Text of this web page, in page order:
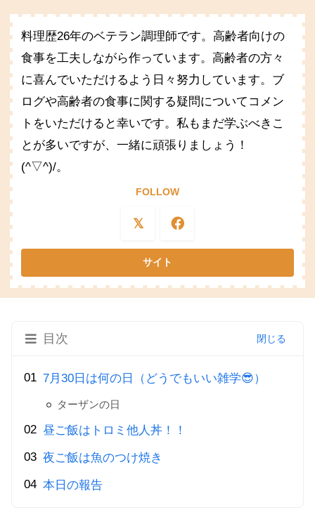
料理歴26年のベテラン調理師です。高齢者向けの
食事を工夫しながら作っています。高齢者の方々
に喜んでいただけるよう日々努力しています。ブ
ログや高齢者の食事に関する疑問についてコメン
トをいただけると幸いです。私もまだ学ぶべきこ
とが多いですが、一緒に頑張りましょう！
(^▽^)/。
FOLLOW
目次
7月30日は何の日（どうでもいい雑学😎）
ターザンの日
昼ご飯はトロミ他人丼！！
夜ご飯は魚のつけ焼き
本日の報告